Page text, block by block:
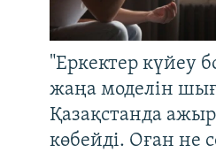
"Еркектер күйеу
жаңа моделін
Қазақстанда
көбейді. Оған не